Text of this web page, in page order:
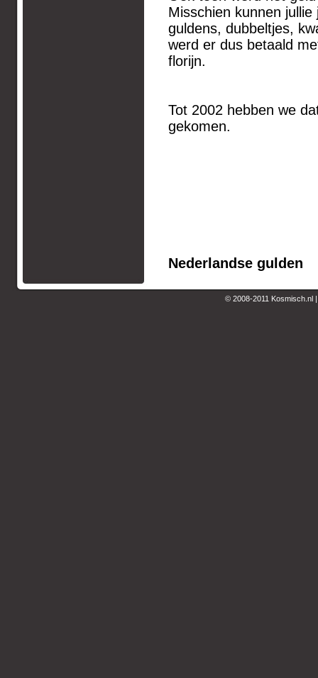
Misschien kunnen
guldens, dubbeltjes,
werd er dus betaald
florijn.
Tot 2002 hebben we
gekomen.
Nederlandse gulden
© 2008-2011 Kosmisch.nl